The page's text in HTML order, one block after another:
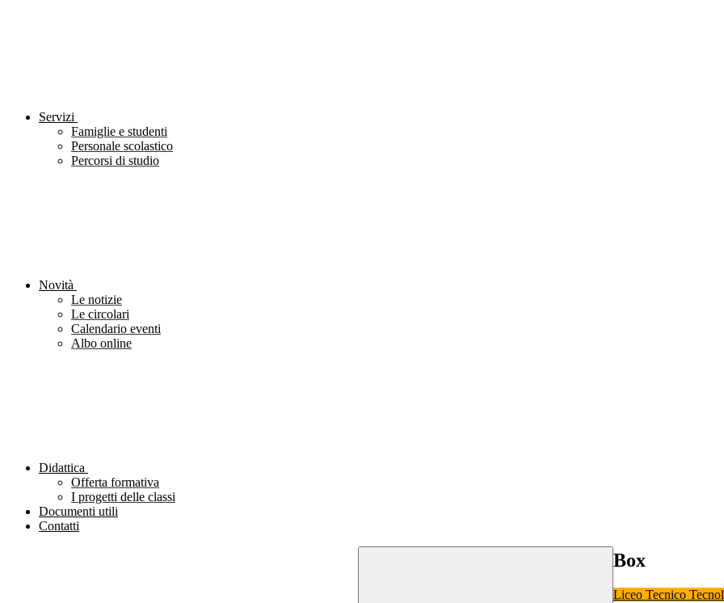
Servizi
Famiglie e studenti
Personale scolastico
Percorsi di studio
Novità
Le notizie
Le circolari
Calendario eventi
Albo online
Didattica
Offerta formativa
I progetti delle classi
Documenti utili
Contatti
Box
Liceo Tecnico